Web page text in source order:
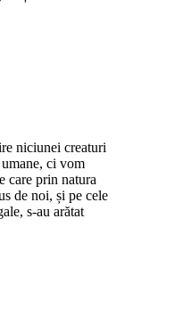
niciunei creaturi
ci vom
care prin natura
de noi, și pe cele
s-au arătat